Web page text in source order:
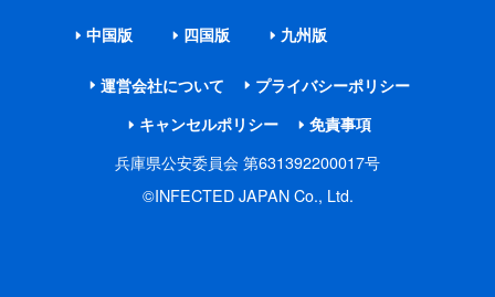
中国版 四国版 九州版
運営会社について
プライバシーポリシー
キャンセルポリシー
免責事項
兵庫県公安委員会 第631392200017号
©INFECTED JAPAN Co., Ltd.